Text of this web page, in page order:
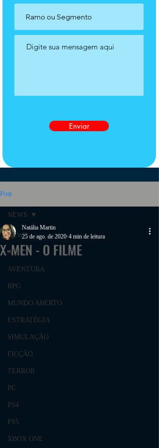
Enviar
Post
NEWS
AÇÃO
AVENTURA
RPG
MUNDO ABERTO
ESTRATÉGIA
SIMULAÇÃO
FICÇÃO
TERROR
PC
PS4
PS5
XBOX ONE
NEWS
X-MEN - O FILME
Natália Martin
25 de ago. de 2020 4 min de leitura